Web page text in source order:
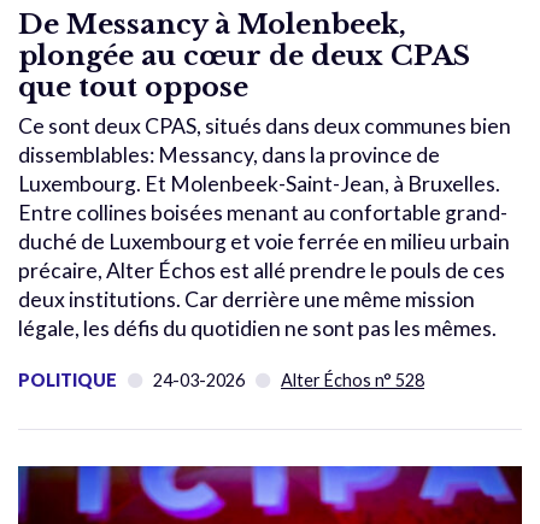
De Messancy à Molenbeek,
plongée au cœur de deux CPAS
que tout oppose
Ce sont deux CPAS, situés dans deux communes bien
dissemblables: Messancy, dans la province de
Luxembourg. Et Molenbeek-Saint-Jean, à Bruxelles.
Entre collines boisées menant au confortable grand-
duché de Luxembourg et voie ferrée en milieu urbain
précaire, Alter Échos est allé prendre le pouls de ces
deux institutions. Car derrière une même mission
légale, les défis du quotidien ne sont pas les mêmes.
POLITIQUE 24-03-2026 Alter Échos n° 528